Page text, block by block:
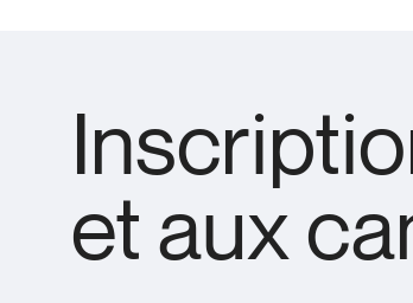
et aux